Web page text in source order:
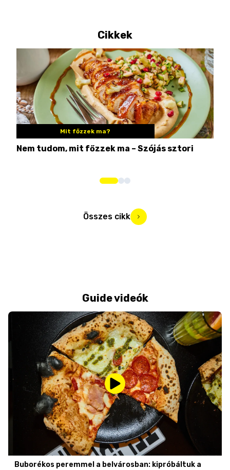
Cikkek
Mit főzzek ma?
Nem tudom, mit főzzek ma – Szójás sztori
Összes cikk
Guide videók
Buborékos peremmel a belvárosban: kipróbáltuk a